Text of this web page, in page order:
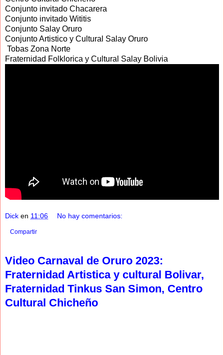
Conjunto invitado Chacarera
Conjunto invitado Wititis
Conjunto Salay Oruro
Conjunto Artistico y Cultural Salay Oruro
Tobas Zona Norte
Fraternidad Folklorica y Cultural Salay Bolivia
Dick en 11:06 No hay comentarios:
Compartir
Video Carnaval de Oruro 2023:
Fraternidad Artistica y cultural Bolivar,
Fraternidad Tinkus San Simon, Centro
Cultural Chicheño